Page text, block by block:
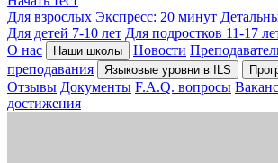
Для взрослых Экспресс: 20 минут
Для детей 7-10 лет Для подростков 11-17
О нас
Наши школы Новости
преподавания
Языковые уровни в ILS
Отзывы Документы F.A.Q. вопросы
достижения